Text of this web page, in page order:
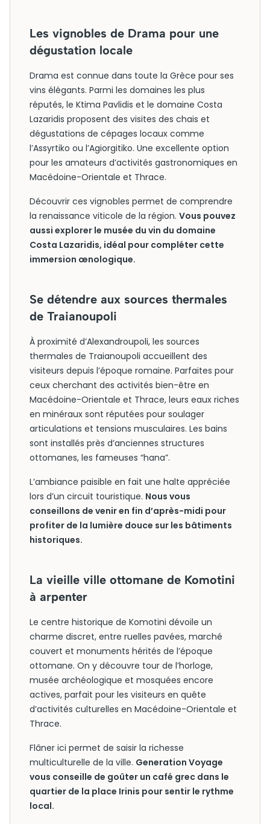
Les vignobles de Drama pour une
dégustation locale
Drama est connue dans toute la Grèce pour ses
vins élégants. Parmi les domaines les plus
réputés, le Ktima Pavlidis et le domaine Costa
Lazaridis proposent des visites des chais et
dégustations de cépages locaux comme
l’Assyrtiko ou l’Agiorgitiko. Une excellente option
pour les amateurs d’activités gastronomiques en
Macédoine-Orientale et Thrace.
Découvrir ces vignobles permet de comprendre
la renaissance viticole de la région. Vous pouvez
aussi explorer le musée du vin du domaine
Costa Lazaridis, idéal pour compléter cette
immersion œnologique.
Se détendre aux sources thermales
de Traianoupoli
À proximité d’Alexandroupoli, les sources
thermales de Traianoupoli accueillent des
visiteurs depuis l’époque romaine. Parfaites pour
ceux cherchant des activités bien-être en
Macédoine-Orientale et Thrace, leurs eaux riches
en minéraux sont réputées pour soulager
articulations et tensions musculaires. Les bains
sont installés près d’anciennes structures
ottomanes, les fameuses “hana”.
L’ambiance paisible en fait une halte appréciée
lors d’un circuit touristique. Nous vous
conseillons de venir en fin d’après-midi pour
profiter de la lumière douce sur les bâtiments
historiques.
La vieille ville ottomane de Komotini
à arpenter
Le centre historique de Komotini dévoile un
charme discret, entre ruelles pavées, marché
couvert et monuments hérités de l’époque
ottomane. On y découvre tour de l’horloge,
musée archéologique et mosquées encore
actives, parfait pour les visiteurs en quête
d’activités culturelles en Macédoine-Orientale et
Thrace.
Flâner ici permet de saisir la richesse
multiculturelle de la ville. Generation Voyage
vous conseille de goûter un café grec dans le
quartier de la place Irinis pour sentir le rythme
local.